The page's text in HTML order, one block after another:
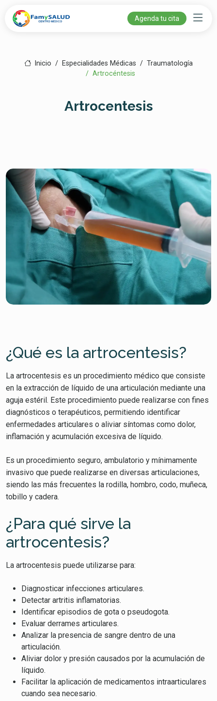
Agenda tu cita
Inicio Especialidades Médicas
Traumatología
Artrocéntesis
Artrocentesis
¿Qué es la artrocentesis?
La artrocentesis es un procedimiento médico que consiste
en la extracción de líquido de una articulación mediante una
aguja estéril. Este procedimiento puede realizarse con fines
diagnósticos o terapéuticos, permitiendo identificar
enfermedades articulares o aliviar síntomas como dolor,
inflamación y acumulación excesiva de líquido.
Es un procedimiento seguro, ambulatorio y mínimamente
invasivo que puede realizarse en diversas articulaciones,
siendo las más frecuentes la rodilla, hombro, codo, muñeca,
tobillo y cadera.
¿Para qué sirve la
artrocentesis?
La artrocentesis puede utilizarse para:
Diagnosticar infecciones articulares.
Detectar artritis inflamatorias.
Identificar episodios de gota o pseudogota.
Evaluar derrames articulares.
Analizar la presencia de sangre dentro de una
articulación.
Aliviar dolor y presión causados por la acumulación de
líquido.
Facilitar la aplicación de medicamentos intraarticulares
cuando sea necesario.